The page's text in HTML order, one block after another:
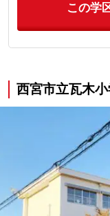
この学
西宮市立瓦木